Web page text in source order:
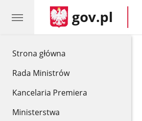
Strona główna
Rada Ministrów
Kancelaria Premiera
Ministerstwa
gov.pl